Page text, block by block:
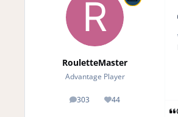
RouletteMaster
Advantage Player
303
posts 44
Reputation